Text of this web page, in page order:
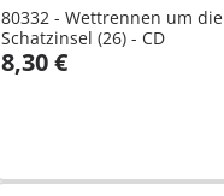
80332 - Wettrennen um die
Schatzinsel (26) - CD
8,30 €
In den Warenkorb